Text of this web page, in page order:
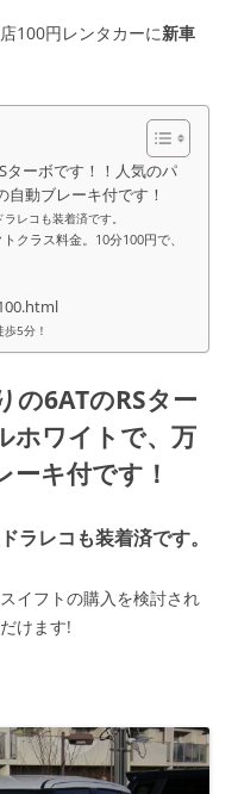
100円レンタカーに新車
ターボです！！人気のパ
動ブレーキ付です！
レコも装着済です。
クラス料金。10分100円で、
5分！
の6ATのRSター
ホワイトで、万
ーキ付です！
ラレコも装着済です。
イフトの購入を検討され
けます!